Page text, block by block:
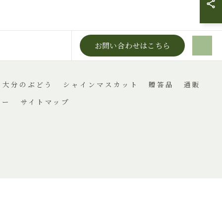
お問い合わせはこちら
大分のぶどう シャインマスカット 贈答品
通販
サイトマップ